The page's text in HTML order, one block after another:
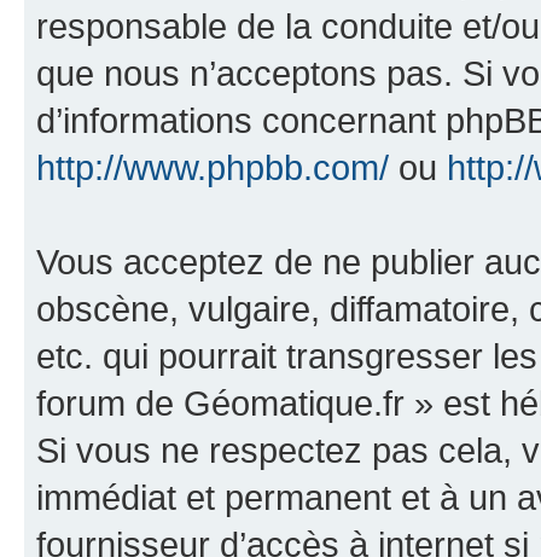
responsable de la conduite et/
que nous n’acceptons pas. Si
d’informations concernant
http://www.phpbb.com/ ou
Vous acceptez de ne publier
obscène, vulgaire, diffamatoire,
etc. qui pourrait transgresser
forum de Géomatique.fr » est
Si vous ne respectez pas cela,
immédiat et permanent et à un
fournisseur d’accès à internet